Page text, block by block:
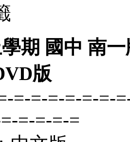
期 國中 南
版
=-=-=-=-=-=-
=-=-=-=